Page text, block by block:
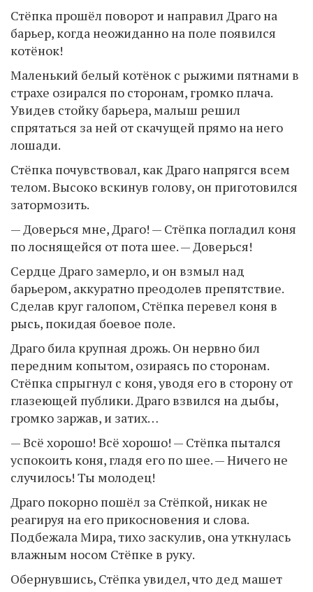
Стёпка прошёл поворот и направил Драго на
барьер, когда неожиданно на поле появился
котёнок!
Маленький белый котёнок с рыжими пятнами в
страхе озирался по сторонам, громко плача.
Увидев стойку барьера, малыш решил
спрятаться за ней от скачущей прямо на него
лошади.
Стёпка почувствовал, как Драго напрягся всем
телом. Высоко вскинув голову, он приготовился
затормозить.
— Доверься мне, Драго! — Стёпка погладил коня
по лоснящейся от пота шее. — Доверься!
Сердце Драго замерло, и он взмыл над
барьером, аккуратно преодолев препятствие.
Сделав круг галопом, Стёпка перевел коня в
рысь, покидая боевое поле.
Драго била крупная дрожь. Он нервно бил
передним копытом, озираясь по сторонам.
Стёпка спрыгнул с коня, уводя его в сторону от
глазеющей публики. Драго взвился на дыбы,
громко заржав, и затих…
— Всё хорошо! Всё хорошо! — Стёпка пытался
успокоить коня, гладя его по шее. — Ничего не
случилось! Ты молодец!
Драго покорно пошёл за Стёпкой, никак не
реагируя на его прикосновения и слова.
Подбежала Мира, тихо заскулив, она уткнулась
влажным носом Стёпке в руку.
Обернувшись, Стёпка увидел, что дед машет